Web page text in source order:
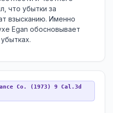
что убытки за
взысканию. Именно
Egan обосновывает
Co. (1973) 9 Cal.3d